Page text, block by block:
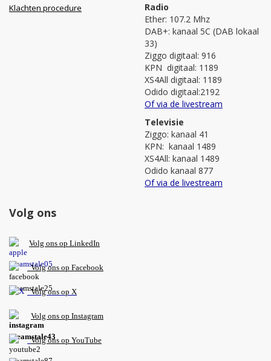
Klachten procedure
Radio
Ether: 107.2 Mhz
DAB+: kanaal 5C (DAB lokaal
33)
Ziggo digitaal: 916
KPN digitaal: 1189
XS4All digitaal: 1189
Odido digitaal:2192
Of via de livestream
Televisie
Ziggo: kanaal 41
KPN: kanaal 1489
XS4All: kanaal 1489
Odido kanaal 877
Of via de livestream
Volg ons
Volg ons op LinkedIn
Volg ons op Facebook
Volg ons op X
Volg ons op Instagram
Volgons op YouTube